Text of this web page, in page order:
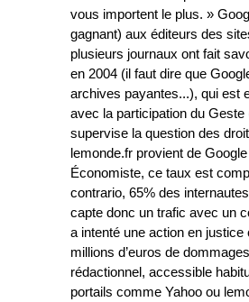
vous importent le plus. »
gagnant) aux éditeurs des
plusieurs journaux ont fait
en 2004 (il faut dire que
archives payantes...), qui est
avec la participation du
supervise la question des
lemonde.fr provient de
Économiste, ce taux est
contrario, 65% des
capte donc un trafic avec un
a intenté une action en
millions d’euros de
rédactionnel, accessible
portails comme Yahoo ou